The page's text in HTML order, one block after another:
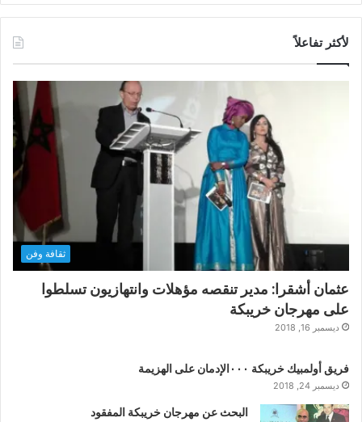
لأكثر تفاعلاً
ثقافة وفن
عثمان أشقرا: مدير تنقصه مؤهلات وانتهازيون تسلطوا
على مهرجان خريبكة
ديسمبر 16, 2018
فريق أولمبيك خريبكة ٠٠٠الإدمان على الهزيمة
ديسمبر 24, 2018
البحث عن مهرجان خريبكة المفقود